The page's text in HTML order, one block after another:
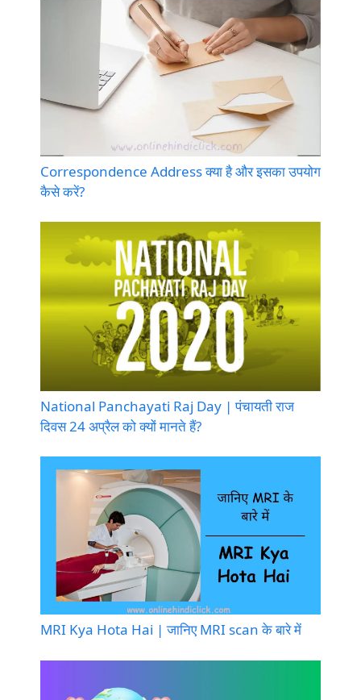
Correspondence Address क्या है और इसका उपयोग
कैसे करें?
National Panchayati Raj Day | पंचायती राज
दिवस 24 अप्रैल को क्यों मानते हैं?
MRI Kya Hota Hai | जानिए MRI scan के बारे में